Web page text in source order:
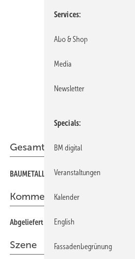
Gesamt-PDF der Ausgabe
BAUMETALL 04/2022 als PDF
Kommentar
Abgeliefert
Szene
Services
Abo & Shop
Media
Newsletter
Specials
BM digital
Veranstaltungen
Kalender
English
Fassadenbegrünung